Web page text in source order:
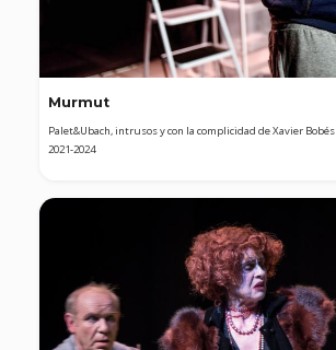
Murmut
Palet&Ubach, intrusos y con la complicidad de Xavier Bobés
2021-2024